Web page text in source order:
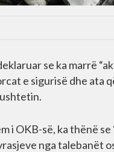
se ka marrë
e sigurisë dhe ata
OKB-së, ka thënë se
nga talebanët